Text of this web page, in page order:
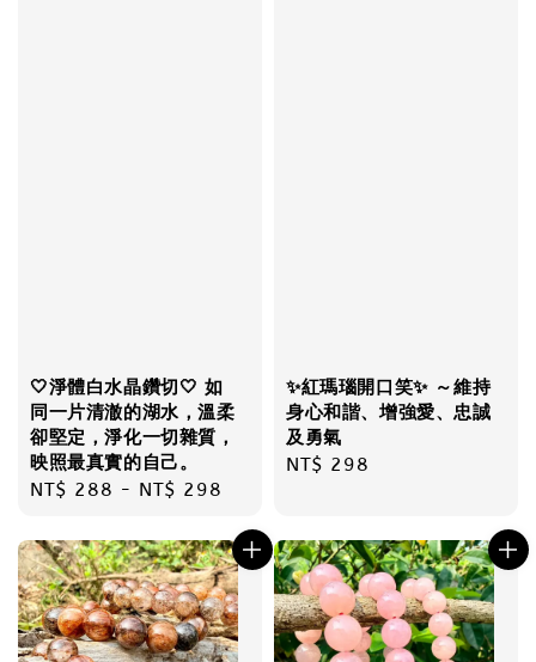
🤍淨體白水晶鑽切🤍 如
同一片清澈的湖水，溫柔
卻堅定，淨化一切雜質，
映照最真實的自己。
Regular
NT$ 288 - NT$ 298
✨紅瑪瑙開口笑✨ ～維持
身心和諧、增強愛、忠誠
及勇氣
Regular
NT$ 298